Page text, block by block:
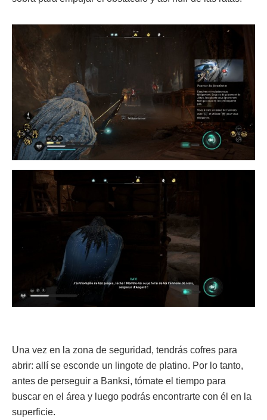
Una vez en la zona de seguridad, tendrás cofres para
abrir: allí se esconde un lingote de platino. Por lo tanto,
antes de perseguir a Banksi, tómate el tiempo para
buscar en el área y luego podrás encontrarte con él en la
superficie.